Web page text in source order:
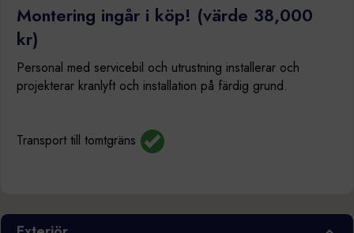
Montering ingår i köp! (värde 38,000
kr)
Personal med servicebil och utrustning installerar och
projekterar kranlyft och installation på färdig grund.
Transport till tomtgräns